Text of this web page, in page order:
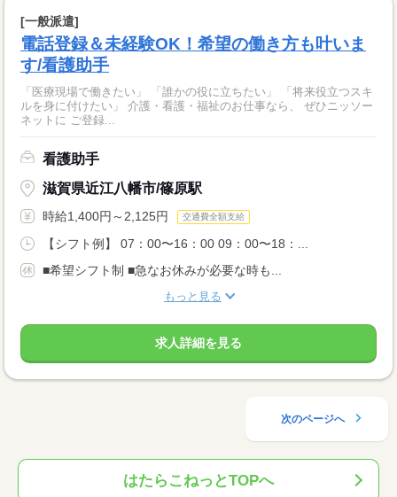
[一般派遣]
電話登録＆未経験OK！希望の働き方も叶いま
す/看護助手
「医療現場で働きたい」 「誰かの役に立ちたい」 「将来役立つスキ
ルを身に付けたい」 介護・看護・福祉のお仕事なら、 ぜひニッソー
ネットに ご登録...
看護助手
滋賀県近江八幡市/篠原駅
時給1,400円～2,125円 交通費全額支給
【シフト例】 07：00〜16：00 09：00〜18：...
■希望シフト制 ■急なお休みが必要な時も...
もっと見る
求人詳細を見る
次のページへ
はたらこねっとTOPへ